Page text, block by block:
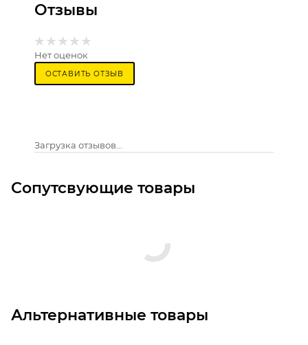
Отзывы
Нет оценок
ОСТАВИТЬ ОТЗЫВ
Загрузка отзывов...
Сопутсвующие товары
Альтернативные товары